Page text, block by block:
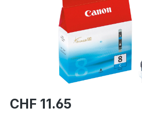
CHF 11.65